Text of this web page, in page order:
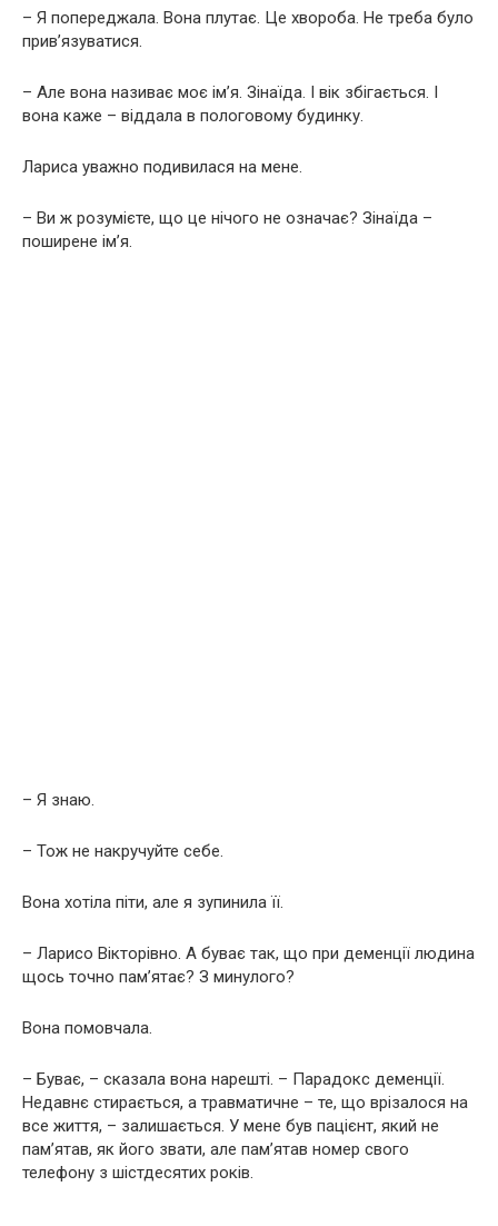
– Я попереджала. Вона плутає. Це хвороба. Не треба було
прив’язуватися.
– Але вона називає моє ім’я. Зінаїда. І вік збігається. І
вона каже – віддала в пологовому будинку.
Лариса уважно подивилася на мене.
– Ви ж розумієте, що це нічого не означає? Зінаїда –
поширене ім’я.
– Я знаю.
– Тож не накручуйте себе.
Вона хотіла піти, але я зупинила її.
– Ларисо Вікторівно. А буває так, що при деменції людина
щось точно пам’ятає? З минулого?
Вона помовчала.
– Буває, – сказала вона нарешті. – Парадокс деменції.
Недавнє стирається, а травматичне – те, що врізалося на
все життя, – залишається. У мене був пацієнт, який не
пам’ятав, як його звати, але пам’ятав номер свого
телефону з шістдесятих років.